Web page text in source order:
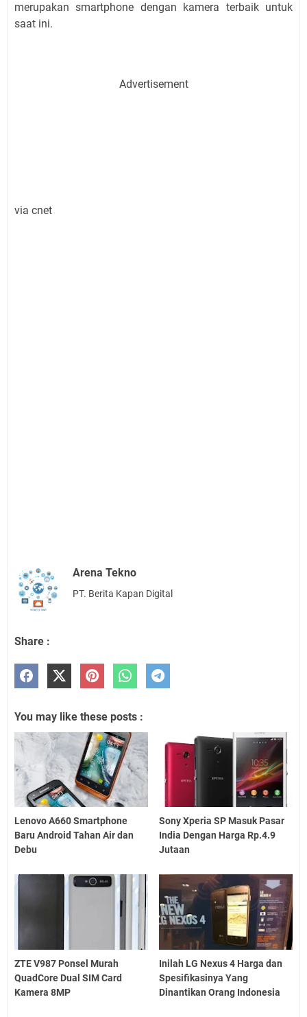
merupakan smartphone dengan kamera terbaik untuk
saat ini.
Advertisement
via cnet
Arena Tekno
PT. Berita Kapan Digital
Share :
You may like these posts :
Lenovo A660 Smartphone
Baru Android Tahan Air dan
Debu
Sony Xperia SP Masuk Pasar
India Dengan Harga Rp.4.9
Jutaan
ZTE V987 Ponsel Murah
QuadCore Dual SIM Card
Kamera 8MP
Inilah LG Nexus 4 Harga dan
Spesifikasinya Yang
Dinantikan Orang Indonesia